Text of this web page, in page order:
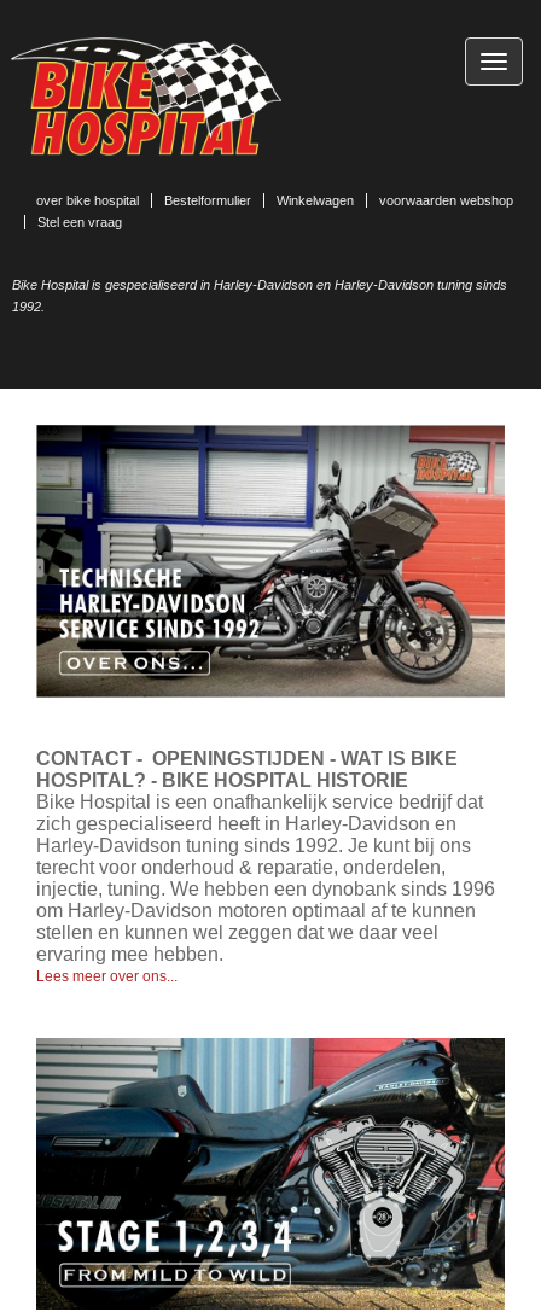
over bike hospital Bestelformulier Winkelwagen
voorwaarden webshop
Stel een vraag
Bike Hospital is gespecialiseerd in Harley-Davidson en Harley-Davidson tuning sinds
1992.
CONTACT - OPENINGSTIJDEN - WAT IS BIKE
HOSPITAL? - BIKE HOSPITAL HISTORIE
Bike Hospital is een onafhankelijk service bedrijf dat
zich gespecialiseerd heeft in Harley-Davidson en
Harley-Davidson tuning sinds 1992. Je kunt bij ons
terecht voor onderhoud & reparatie, onderdelen,
injectie, tuning. We hebben een dynobank sinds 1996
om Harley-Davidson motoren optimaal af te kunnen
stellen en kunnen wel zeggen dat we daar veel
ervaring mee hebben.
Lees meer over ons...